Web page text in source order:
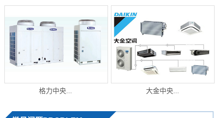
格力中央... 大金中央...